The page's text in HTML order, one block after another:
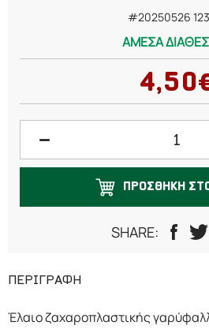
#20250526
ΑΜΕΣΑ
ΠΡΟΣΘΗΚΗ
SHARE:
ΠΕΡΙΓΡΑΦΗ
Έλαιο ζαχαροπλαστικής